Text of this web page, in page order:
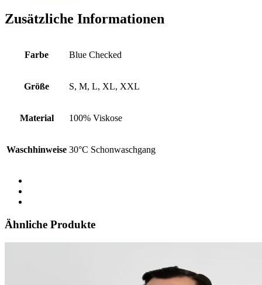
Zusätzliche Informationen
Farbe Blue Checked
Größe S, M, L, XL, XXL
Material 100% Viskose
Waschhinweise 30°C Schonwaschgang
Ähnliche Produkte